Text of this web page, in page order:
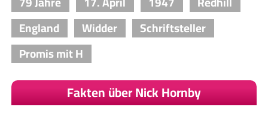
England
Widder
Schriftsteller
Promis mit H
Fakten über Nick Hornby